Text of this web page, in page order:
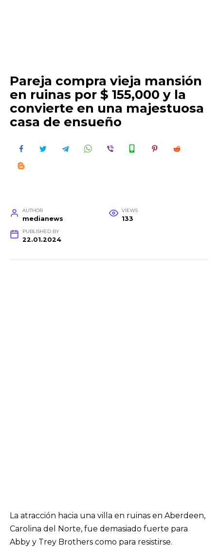
Pareja compra vieja mansión
en ruinas por $ 155,000 y la
convierte en una majestuosa
casa de ensueño
AUTHOR
medianews
VIEWS
133
PUBLISHED BY
22.01.2024
La atracción hacia una villa en ruinas en Aberdeen,
Carolina del Norte, fue demasiado fuerte para
Abby y Trey Brothers como para resistirse.